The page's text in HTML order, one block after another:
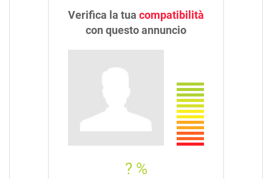
Verifica la tua compatibilità
con questo annuncio
? %